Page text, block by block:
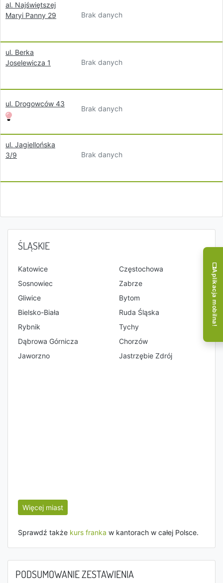
al. Najświętszej
Maryi Panny 29
Brak danych
ul. Berka
Joselewicza 1
Brak danych
ul. Drogowców 43
Brak danych
ul. Jagiellońska
3/9
Brak danych
ŚLĄSKIE
Katowice
Częstochowa
Sosnowiec
Zabrze
Gliwice
Bytom
Bielsko-Biała
Ruda Śląska
Rybnik
Tychy
Dąbrowa Górnicza
Chorzów
Jaworzno
Jastrzębie Zdrój
Więcej miast
Sprawdź także kurs franka w kantorach w całej Polsce.
PODSUMOWANIE ZESTAWIENIA
Aplikacja mobilna!